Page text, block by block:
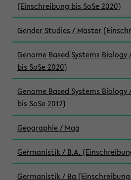
(Einschreibung bis SoSe 2020)
Gender Studies / Master
Genome Based Systems Biology
bis SoSe 2020)
Genome Based Systems
bis SoSe 2012)
Geographie / Mag
Germanistik / B.A.
Germanistik / Ba (Einschreibung